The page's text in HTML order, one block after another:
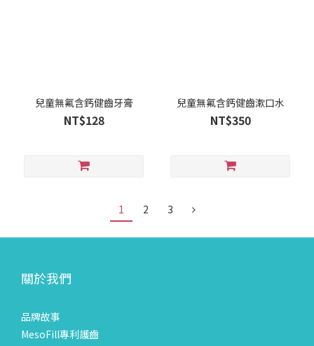
兒童無氟含鈣健齒牙膏
NT$128
兒童無氟含鈣健齒漱口水
NT$350
1 2 3
關於我們
品牌故事
MesoFill專利護齒